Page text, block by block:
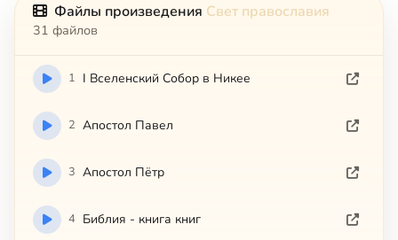
Файлы произведения Свет православия
31 файлов
1 I Вселенский Собор в Никее
2 Апостол Павел
3 Апостол Пётр
4 Библия - книга книг